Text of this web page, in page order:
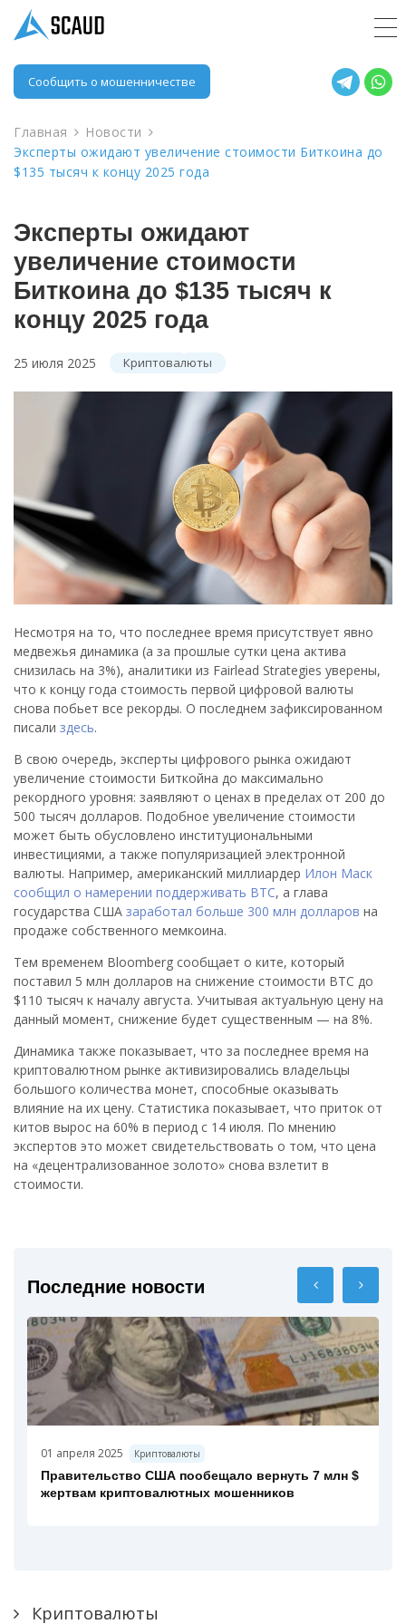
Сообщить о мошенничестве
Главная
Новости
Эксперты ожидают увеличение стоимости Биткоина до
$135 тысяч к концу 2025 года
Эксперты ожидают
увеличение стоимости
Биткоина до $135 тысяч к
концу 2025 года
25 июля 2025 Криптовалюты
Несмотря на то, что последнее время присутствует явно
медвежья динамика (а за прошлые сутки цена актива
снизилась на 3%), аналитики из Fairlead Strategies уверены,
что к концу года стоимость первой цифровой валюты
снова побьет все рекорды. О последнем зафиксированном
писали здесь.
В свою очередь, эксперты цифрового рынка ожидают
увеличение стоимости Биткойна до максимально
рекордного уровня: заявляют о ценах в пределах от 200 до
500 тысяч долларов. Подобное увеличение стоимости
может быть обусловлено институциональными
инвестициями, а также популяризацией электронной
валюты. Например, американский миллиардер Илон Маск
сообщил о намерении поддерживать BTC, а глава
государства США заработал больше 300 млн долларов на
продаже собственного мемкоина.
Тем временем Bloomberg сообщает о ките, который
поставил 5 млн долларов на снижение стоимости BTC до
$110 тысяч к началу августа. Учитывая актуальную цену на
данный момент, снижение будет существенным — на 8%.
Динамика также показывает, что за последнее время на
криптовалютном рынке активизировались владельцы
большого количества монет, способные оказывать
влияние на их цену. Статистика показывает, что приток от
китов вырос на 60% в период с 14 июля. По мнению
экспертов это может свидетельствовать о том, что цена
на «децентрализованное золото» снова взлетит в
стоимости.
Последние новости
01 апреля 2025 Криптовалюты
Правительство США пообещало вернуть 7 млн $
жертвам криптовалютных мошенников
Криптовалюты